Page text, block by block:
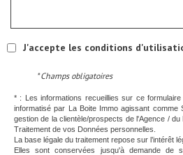
J'accepte les conditions
* Champs obligatoires
* : Les informations recueillies sur ce
informatisé par La Boite Immo agissant comme
gestion de la clientèle/prospects de l'Agence /
Traitement de vos Données personnelles.
La base légale du traitement repose sur l’intérêt
Elles sont conservées jusqu'à demande de